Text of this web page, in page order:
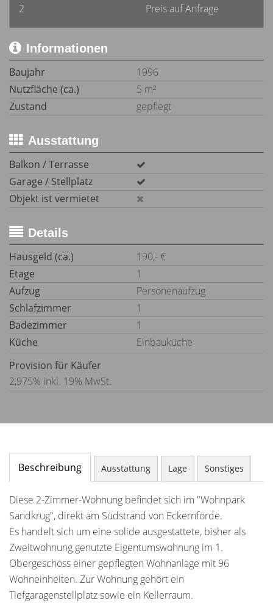
2
Preis auf Anfrage
Informationen
Baujahr
1996
Nutzfläche (ca.)
5 m²
Zustand
gepflegt
Ausstattung
Balkon / Terrasse
Garage / Stellplatz
Objekt ist vermietet
Details
Hausgeld (ca.)
190,- €
Etage
1
Aufzug
Personenaufzug
Schlafzimmer
1
Badezimmer
1
Küche
Einbauküche
Provision für Käufer
2,975% inkl. 19% MwSt.
Beschreibung Ausstattung Lage Sonstiges
Diese 2-Zimmer-Wohnung befindet sich im "Wohnpark
Sandkrug", direkt am Südstrand von Eckernförde.
Es handelt sich um eine solide ausgestattete, bisher als
Zweitwohnung genutzte Eigentumswohnung im 1.
Obergeschoss einer gepflegten Wohnanlage mit 96
Wohneinheiten. Zur Wohnung gehört ein
Tiefgaragenstellplatz sowie ein Kellerraum.